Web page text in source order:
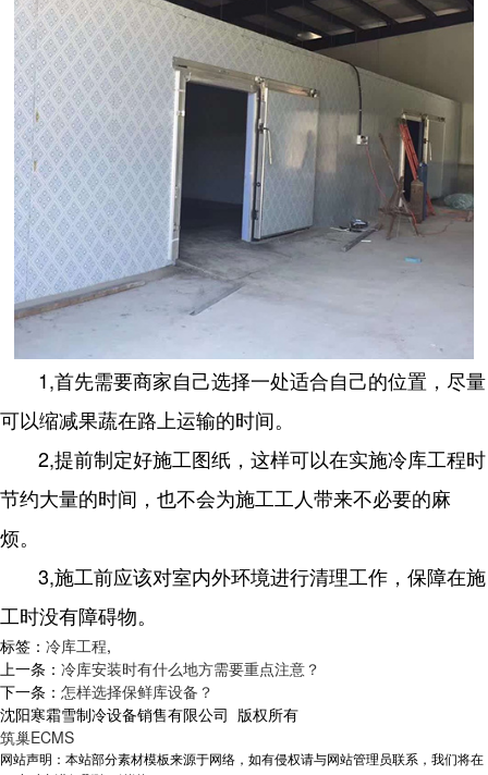
1,首先需要商家自己选择一处适合自己的位置，尽量
可以缩减果蔬在路上运输的时间。
2,提前制定好施工图纸，这样可以在实施冷库工程时
节约大量的时间，也不会为施工工人带来不必要的麻
烦。
3,施工前应该对室内外环境进行清理工作，保障在施
工时没有障碍物。
标签： 冷库工程,
上一条： 冷库安装时有什么地方需要重点注意？
下一条： 怎样选择保鲜库设备？
沈阳寒霜雪制冷设备销售有限公司 版权所有
筑巢ECMS
网站声明：本站部分素材模板来源于网络，如有侵权请与网站管理员联系，我们将在